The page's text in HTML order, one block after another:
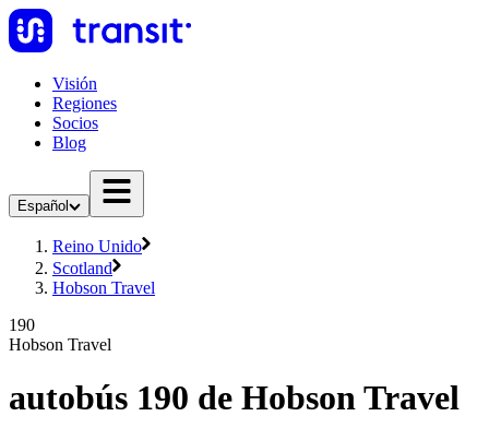
Visión
Regiones
Socios
Blog
Español
Reino Unido
Scotland
Hobson Travel
190
Hobson Travel
autobús 190 de Hobson Travel